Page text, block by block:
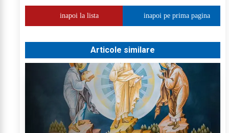
inapoi la lista inapoi pe prima pagina
Articole similare